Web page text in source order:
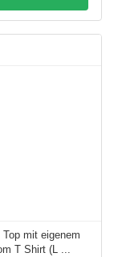
mit eigenem
T Shirt (L ...